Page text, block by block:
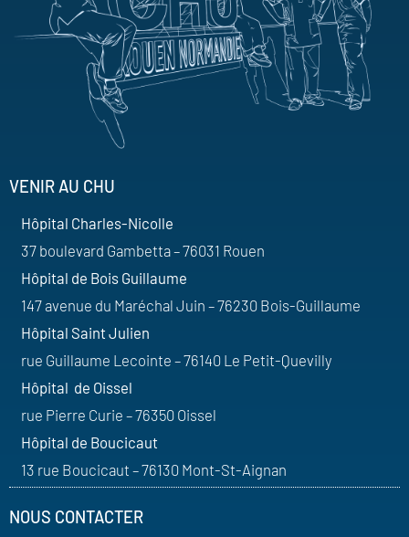
VENIR AU CHU
Hôpital Charles-Nicolle
37 boulevard Gambetta – 76031 Rouen
Hôpital de Bois Guillaume
147 avenue du Maréchal Juin – 76230 Bois-Guillaume
Hôpital Saint Julien
rue Guillaume Lecointe – 76140 Le Petit-Quevilly
Hôpital de Oissel
rue Pierre Curie – 76350 Oissel
Hôpital de Boucicaut
13 rue Boucicaut – 76130 Mont-St-Aignan
NOUS CONTACTER